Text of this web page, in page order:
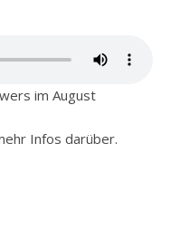
im August
Infos darüber.